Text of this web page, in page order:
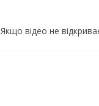
Якщо відео не